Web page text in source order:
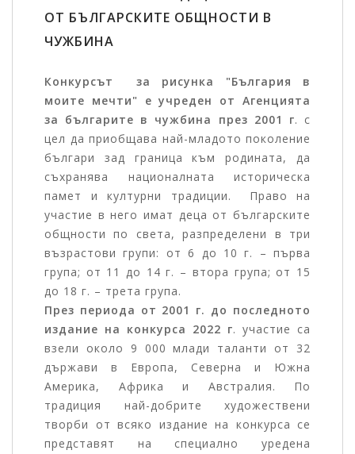
ОТ БЪЛГАРСКИТЕ ОБЩНОСТИ В
ЧУЖБИНА
Конкурсът за рисунка "България в
моите мечти" е учреден от Агенцията
за българите в чужбина през 2001 г. с
цел да приобщава най-младото поколение
българи зад граница към родината, да
съхранява националната историческа
памет и културни традиции. Право на
участие в него имат деца от българските
общности по света, разпределени в три
възрастови групи: от 6 до 10 г. – първа
група; от 11 до 14 г. – втора група; от 15
до 18 г. – трета група.
През периода от 2001 г. до последното
издание на конкурса 2022 г. участие са
взели около 9 000 млади таланти от 32
държави в Европа, Северна и Южна
Америка, Африка и Австралия. По
традиция най-добрите художествени
творби от всяко издание на конкурса се
представят на специално уредена